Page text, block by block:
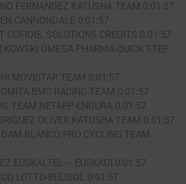
FERNANDEZ KATUSHA TEAM 0:01:57
CANNONDALE 0:01:57
COFIDIS, SOLUTIONS CREDITS 0:01:57
OMEGA PHARMA-QUICK STEP
MOVISTAR TEAM 0:01:57
BMC RACING TEAM 0:01:57
TEAM NETAPP-ENDURA 0:01:57
OLIVER KATUSHA TEAM 0:01:57
BLANCO PRO CYCLING TEAM
EUSKALTEL – EUSKADI 0:01:57
LOTTO-BELISOL 0:01:57